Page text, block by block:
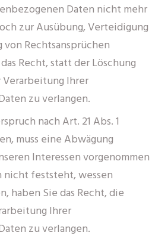
Daten nicht mehr
zur Ausübung, Verteidigung
Rechtsansprüchen
Recht, statt der Löschung
Verarbeitung Ihrer
zu verlangen.
nach Art. 21 Abs. 1
muss eine Abwägung
Interessen vorgenommen
nicht feststeht, wessen
haben Sie das Recht, die
Ihrer
zu verlangen.